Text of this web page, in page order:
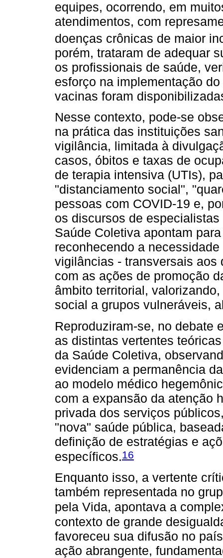
equipes, ocorrendo, em
atendimentos, com
doenças crônicas de maior
porém, trataram de adequar
os profissionais de saúde,
esforço na implementação
vacinas foram
Nesse contexto, pode-se
na prática das instituições
vigilância, limitada à
casos, óbitos e taxas de
de terapia intensiva (UTIs),
"distanciamento social",
pessoas com COVID-19 e,
os discursos de
Saúde Coletiva apontam
reconhecendo a
vigilâncias - transversais
com as ações de promoção
âmbito territorial,
social a grupos vulneráveis,
Reproduziram-se, no debate
as distintas vertentes
da Saúde Coletiva,
evidenciam a permanência
ao modelo médico
com a expansão da atenção
privada dos serviços
"nova" saúde pública,
definição de estratégias e
específicos.16
Enquanto isso, a vertente
também representada no
pela Vida, apontava a
contexto de grande
favoreceu sua difusão no
ação abrangente,